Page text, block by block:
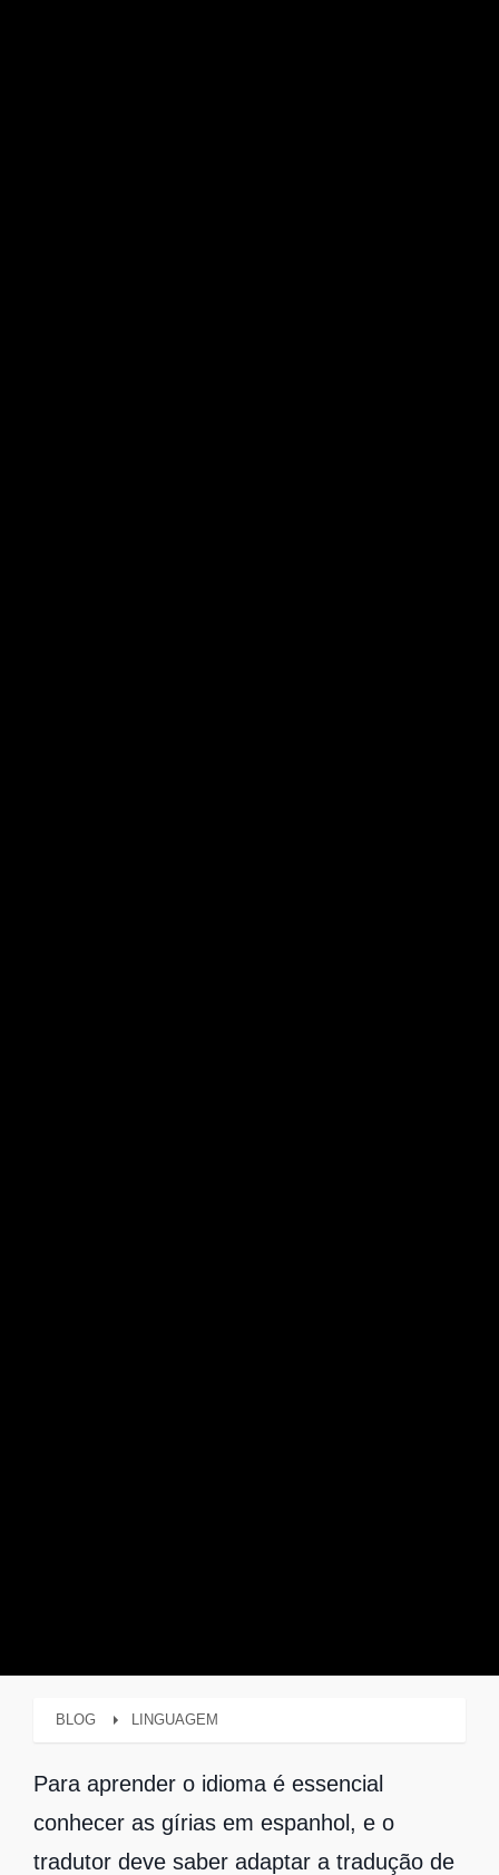
BLOG LINGUAGEM
Para aprender o idioma é essencial
conhecer as gírias em espanhol, e o
tradutor deve saber adaptar a tradução de